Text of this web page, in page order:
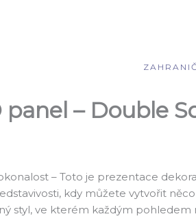
panel – Double
– Toto je prezentace
kdy můžete vytvořit
styl, ve kterém každým